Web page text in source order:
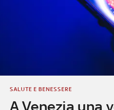
A Venezia una
SALUTE E BENESSERE